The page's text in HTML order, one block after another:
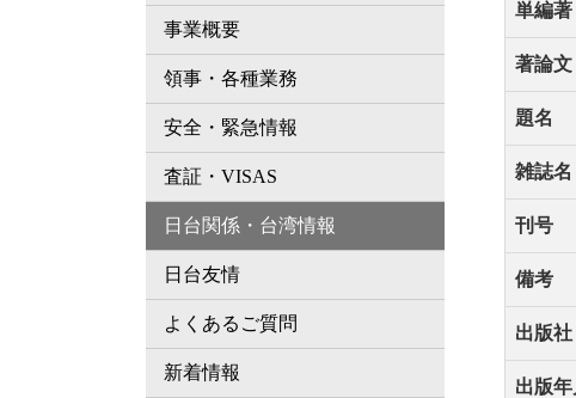
単編著
著論文
題名
雑誌名
刊号
備考
出版社
出版年
事業概要
領事・各種業務
安全・緊急情報
査証・VISAS
日台関係・台湾情報
日台友情
よくあるご質問
新着情報